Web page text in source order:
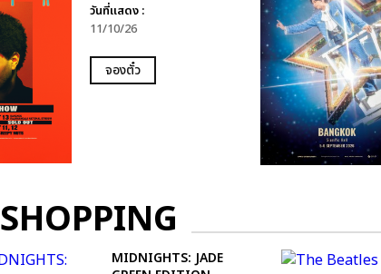
วันที่แสดง :
11/10/26
จองตั๋ว
SHOPPING
MIDNIGHTS: JADE